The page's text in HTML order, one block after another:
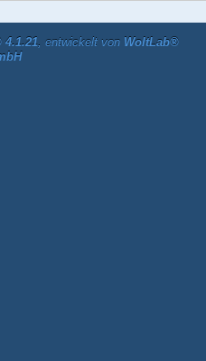
, entwickelt von WoltLab®